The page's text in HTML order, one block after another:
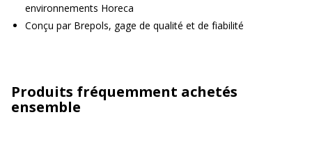
environnements Horeca
Conçu par Brepols, gage de qualité et de fiabilité
Produits fréquemment achetés
ensemble